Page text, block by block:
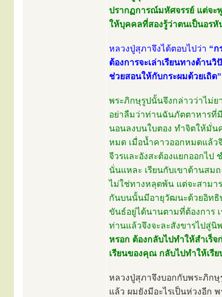
ปรากฏการณ์มหัศจรรย์ แต่จะ
ให้บุคคลที่สองรู้ว่าตนเป็นอร
หลวงปู่สุภาจึงได้ตอบไปว่า “ก
ต้องการจะเล่าเรียนทางด้าน
ช่วยสอนให้กับกระผมด้วยเถิด”
พระภิกษุรูปนั้นจึงกล่าวว่าไม่
อย่าลืมว่าท่านฉันภัตตาหารที่
นอนลงบนใบตอง ทำจิตให้มั่น
หมด เมื่อน้ำคาวออกหมดแล้ว
จีวรและอังสะต้องแยกออกไป
นั่นแหละ เรียนกับเขาด้านส
ไม่ใช่ทางหลุดพ้น แต่จะสามา
กันบนนั้นมีอายุวัฒนะด้วยอิทธิ
ขันธ์อยู่ได้นานตามที่ต้องการ
ท่านแล้วจึงจะละสังขารไปสู่
หรอก ต้องกลับไปทำให้สำเร็
เรียนของคุณ กลับไปทำให้เรีย
หลวงปู่สุภาจึงบอกกับพระภิกษุ
แล้ว ผมยังมีอะไรเป็นห่วงอีก